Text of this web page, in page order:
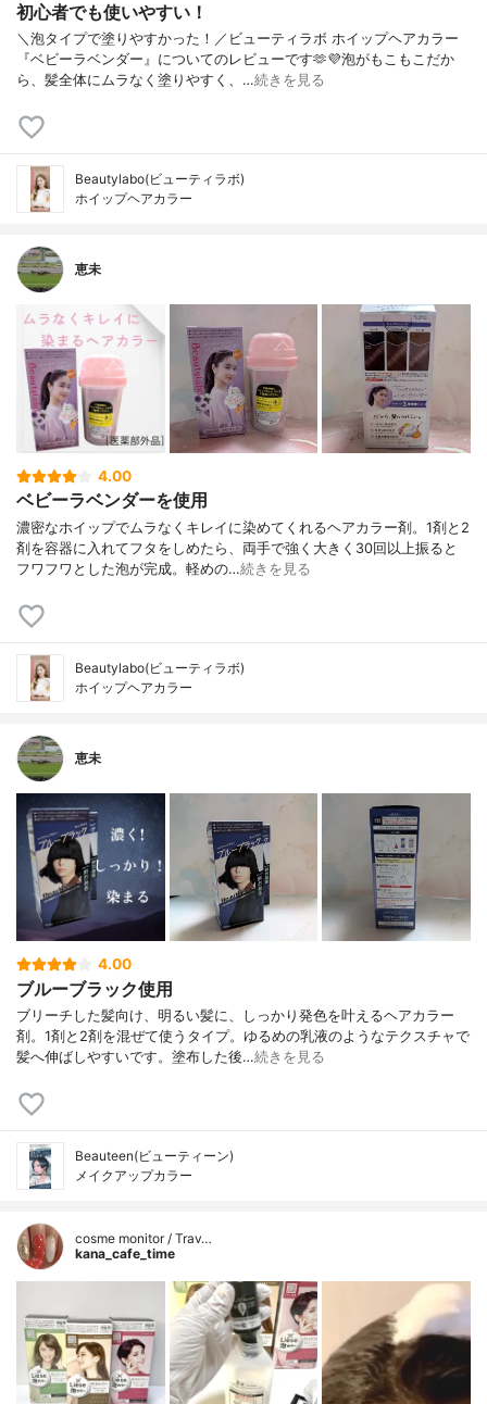
初心者でも使いやすい！
＼泡タイプで塗りやすかった！／ビューティラボ ホイップヘアカラー
『ベビーラベンダー』についてのレビューです🫶💜⁡泡がもこもこだか
ら、髪全体にムラなく塗りやすく、…続きを見る
Beautylabo(ビューティラボ)
ホイップヘアカラー
恵未
4.00
ベビーラベンダーを使用
濃密なホイップでムラなくキレイに染めてくれるヘアカラー剤。1剤と2
剤を容器に入れてフタをしめたら、両手で強く大きく30回以上振ると
フワフワとした泡が完成。軽めの…続きを見る
Beautylabo(ビューティラボ)
ホイップヘアカラー
恵未
4.00
ブルーブラック使用
ブリーチした髪向け、明るい髪に、しっかり発色を叶えるヘアカラー
剤。1剤と2剤を混ぜて使うタイプ。ゆるめの乳液のようなテクスチャで
髪へ伸ばしやすいです。塗布した後…続きを見る
Beauteen(ビューティーン)
メイクアップカラー
cosme monitor / Trav…
kana_cafe_time